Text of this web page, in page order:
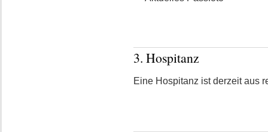
3. Hospitanz
Eine Hospitanz ist derzeit aus